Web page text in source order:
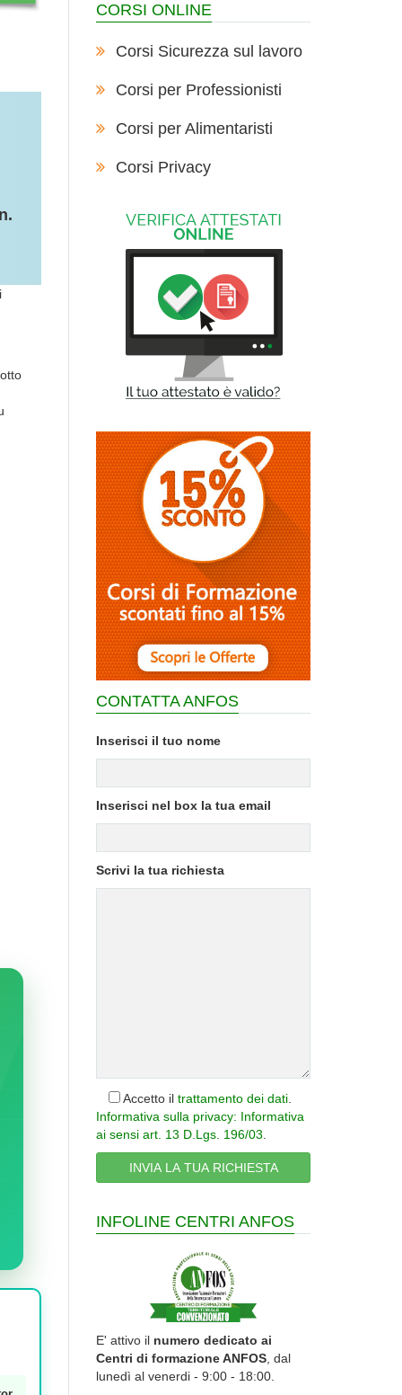
CORSI ONLINE
Corsi Sicurezza sul lavoro
Corsi per Professionisti
Corsi per Alimentaristi
Corsi Privacy
CONTATTA ANFOS
Inserisci il tuo nome
Inserisci nel box la tua email
Scrivi la tua richiesta
Accetto il trattamento dei dati
Informativa sulla privacy: Informativa
ai sensi art. 13 D.Lgs. 196/03
INFOLINE CENTRI ANFOS
E' attivo il numero dedicato ai
Centri di formazione ANFOS , dal
lunedì al venerdi - 9:00 - 18:00.